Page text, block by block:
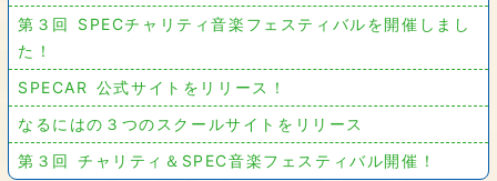
第３回 SPECチャリティ音楽フェスティバルを開催しまし
た！
SPECAR 公式サイトをリリース！
なるにはの３つのスクールサイトをリリース
第３回 チャリティ＆SPEC音楽フェスティバル開催！